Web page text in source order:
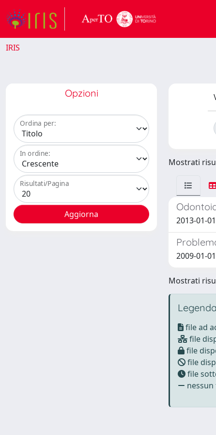
IRIS
Opzioni
Ordina per:
In ordine:
Risultati/Pagina
Mostrati
2013-01-
2009-01-
Mostrati
file ad
file
file
file
file